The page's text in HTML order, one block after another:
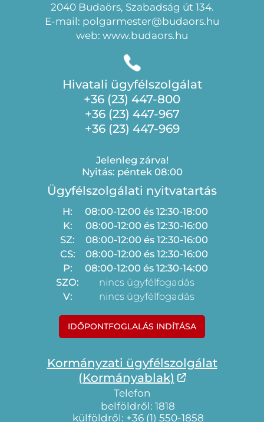
2040 Budaörs, Szabadság út 134.
E-mail: polgarmester@budaors.hu
web: www.budaors.hu
Hivatali ügyfélszolgálat
+36 (23) 447-800
+36 (23) 447-967
+36 (23) 447-969
Jelenleg zárva!
Nyitás: péntek 08:00
Ügyfélszolgálati nyitvatartás
H:
08:00-12:00 és 12:30-18:00
K:
08:00-12:00 és 12:30-16:00
SZ:
08:00-12:00 és 12:30-16:00
CS:
08:00-12:00 és 12:30-16:00
P:
08:00-12:00 és 12:30-14:00
SZO:
nincs ügyfélfogadás
V:
nincs ügyfélfogadás
IDŐPONTFOGLALÁS INDÍTÁSA
Kormányzati ügyfélszolgálat
(Kormányablak)
Telefon
belföldről: 1818
külföldről: +36 (1) 550-1858